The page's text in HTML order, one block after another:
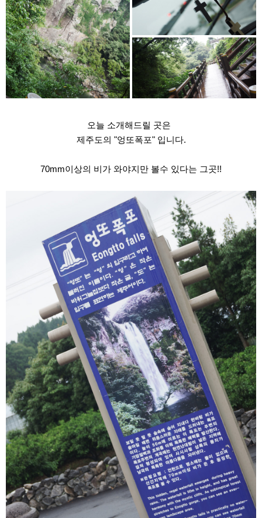
​오늘 소개해드릴 곳은
제주도의 "엉또폭포" 입니다.
70mm이상의 비가 와야지만 볼수 있다는 그곳!!